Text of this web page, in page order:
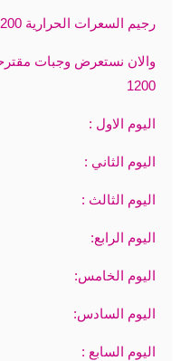
رجيم السعرات الحرارية 1200
والان نستعرض وجبات
1200
اليوم الاول :
اليوم الثاني :
اليوم الثالث :
اليوم الرابع:
اليوم الخامس:
اليوم السادس:
اليوم السابع :